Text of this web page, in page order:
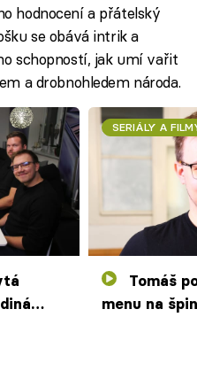
hodnocení a přátelský
se obává intrik a
schopností, jak umí vařit
a drobnohledem národa.
SERIÁLY A
menu na